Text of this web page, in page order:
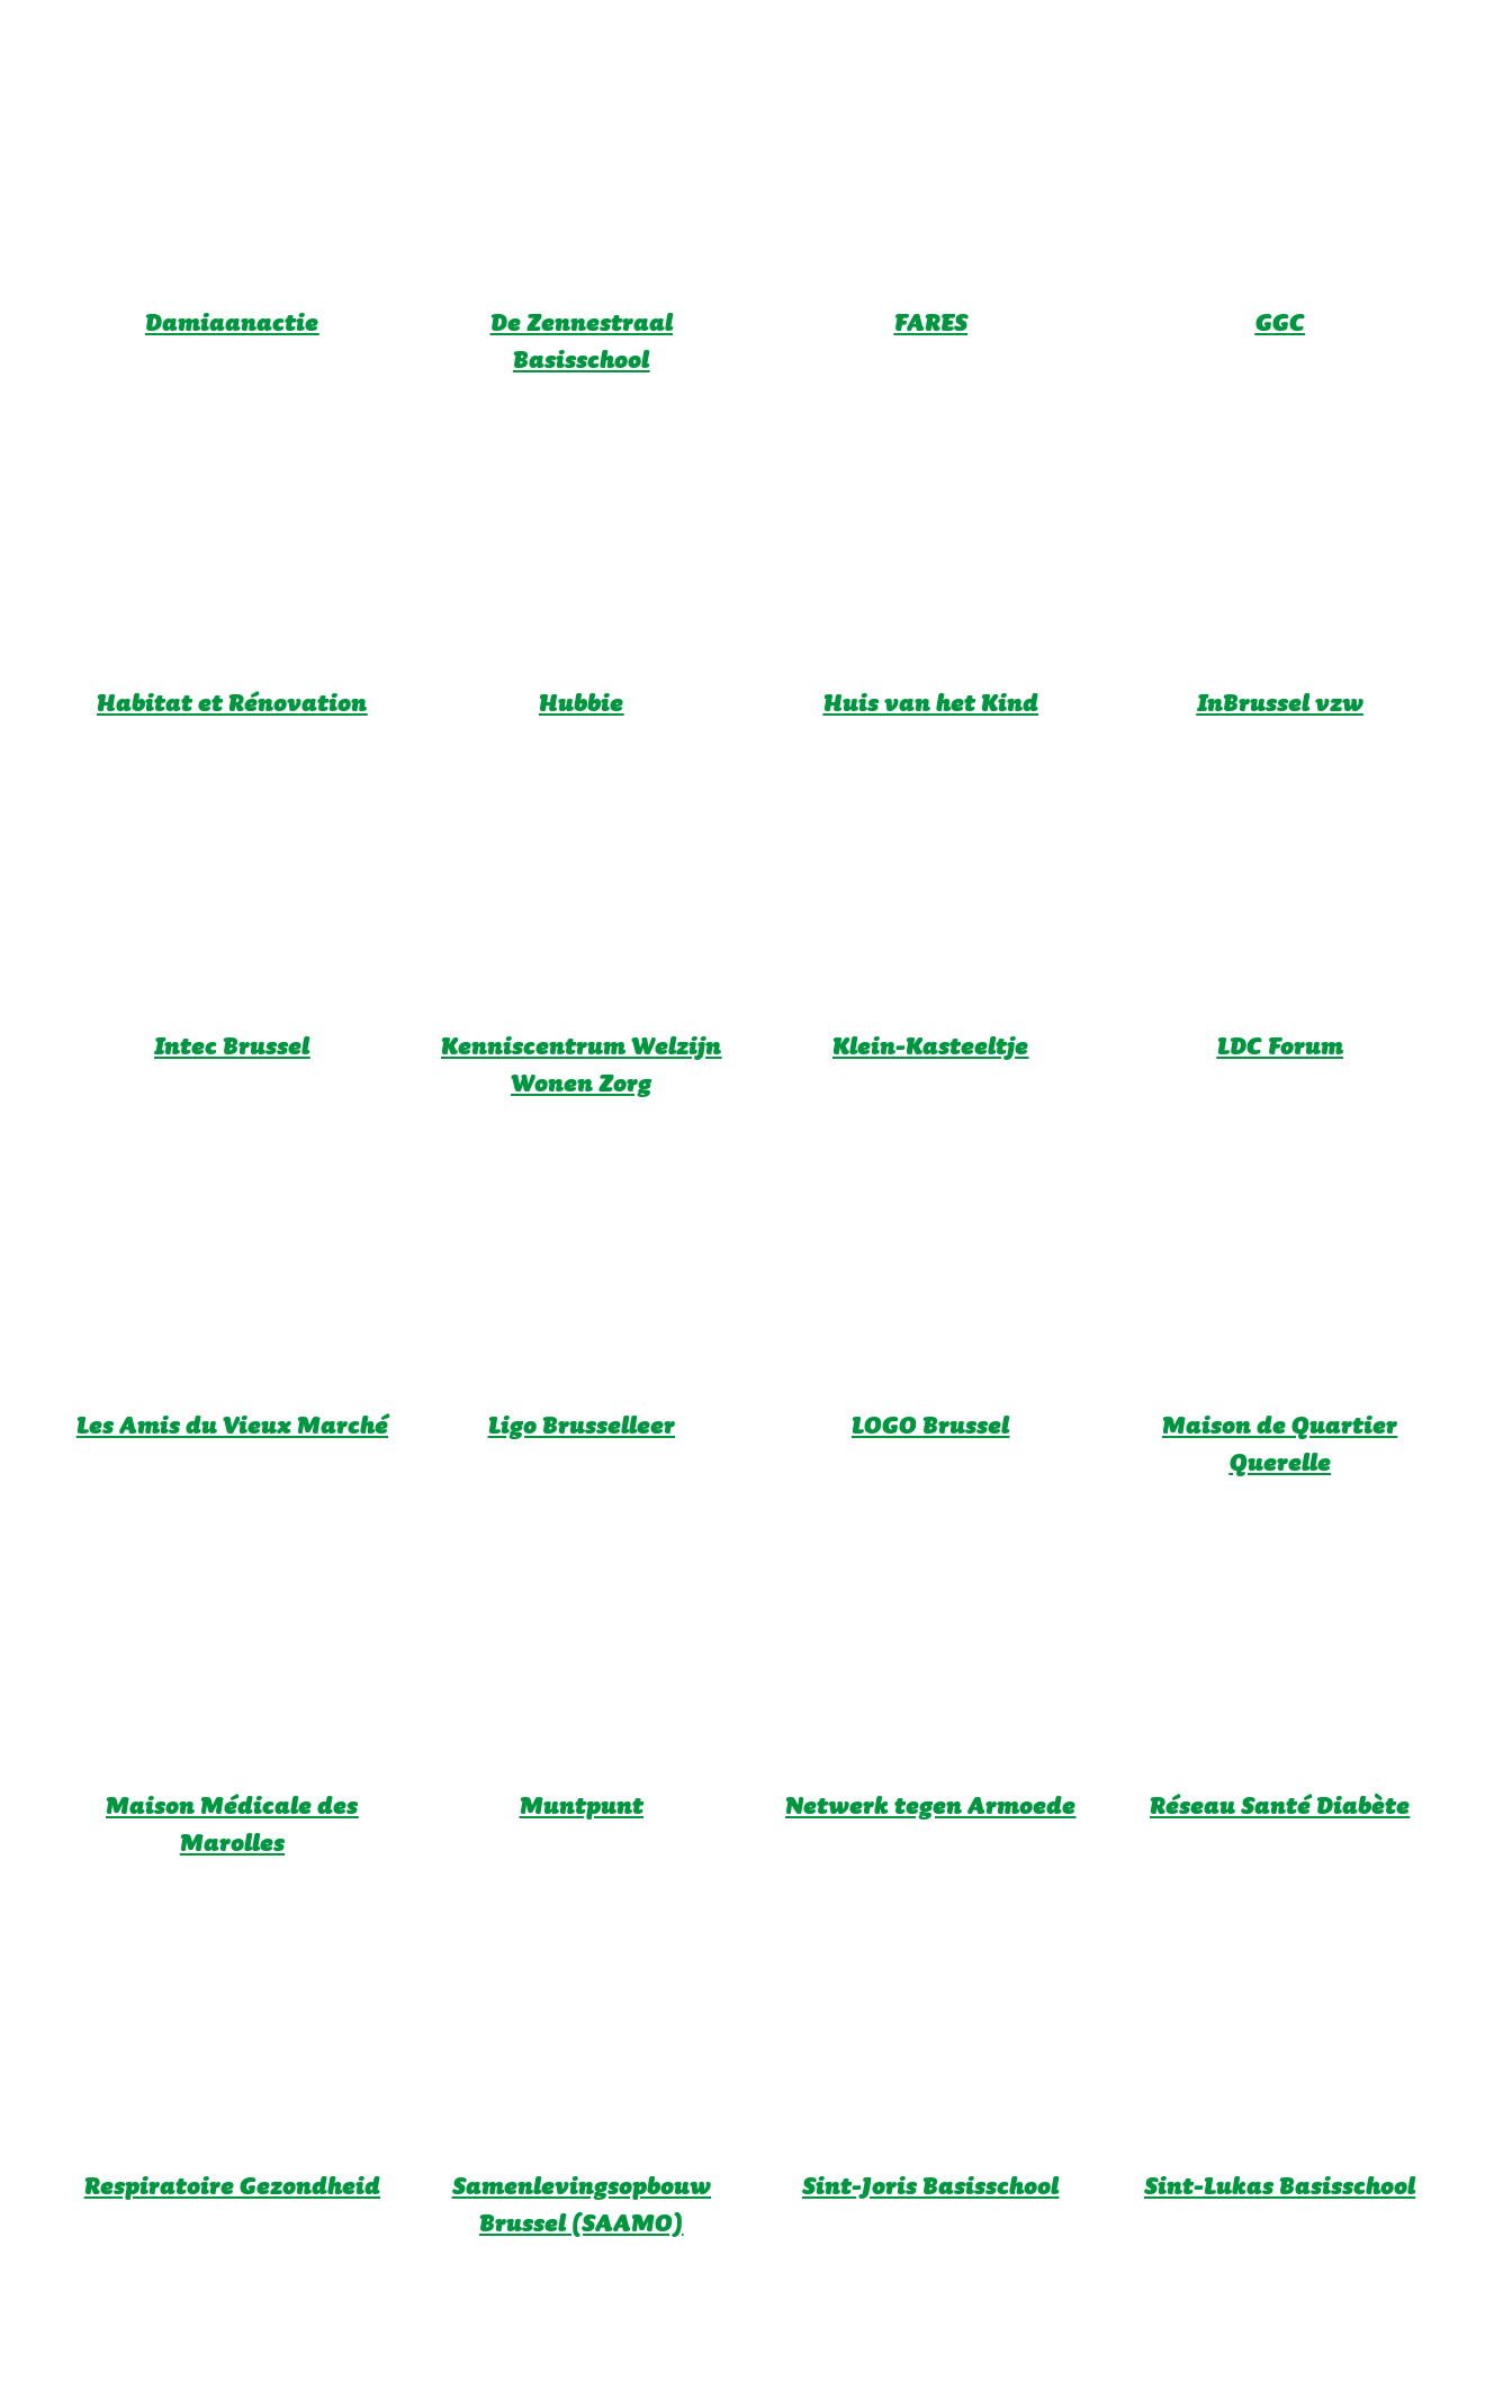
Damiaanactie
De Zennestraal
Basisschool
FARES GGC
Habitat et Rénovation Hubbie Huis van het Kind InBrussel vzw
Intec Brussel
Kenniscentrum Welzijn
Wonen Zorg
Klein-Kasteeltje LDC Forum
Les Amis du Vieux Marché Ligo Brusselleer LOGO Brussel
Maison de Quartier
Querelle
Maison Médicale des
Marolles
Muntpunt Netwerk tegen Armoede Réseau Santé Diabète
Respiratoire Gezondheid
Samenlevingsopbouw
Brussel (SAAMO)
Sint-Joris Basisschool Sint-Lukas Basisschool